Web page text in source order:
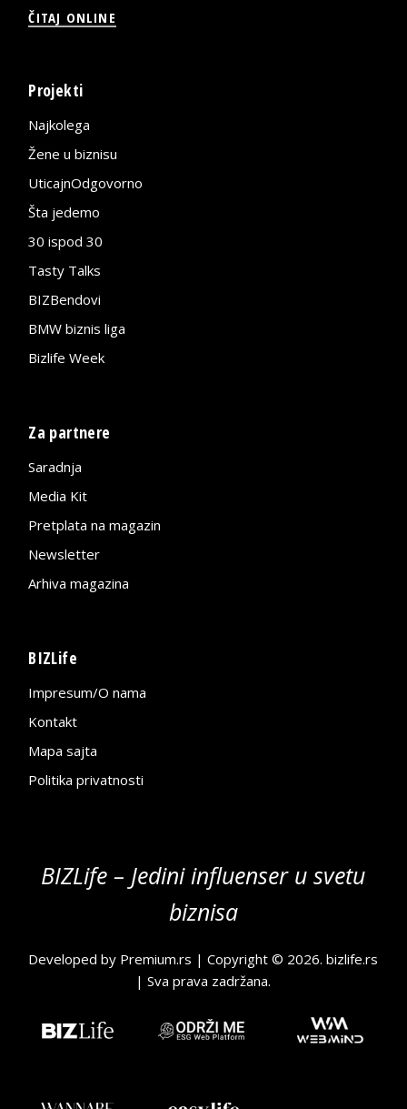
ČITAJ ONLINE
Projekti
Najkolega
Žene u biznisu
UticajnOdgovorno
Šta jedemo
30 ispod 30
Tasty Talks
BIZBendovi
BMW biznis liga
Bizlife Week
Za partnere
Saradnja
Media Kit
Pretplata na magazin
Newsletter
Arhiva magazina
BIZLife
Impresum/O nama
Kontakt
Mapa sajta
Politika privatnosti
BIZLife – Jedini influenser u svetu
biznisa
Developed by Premium.rs | Copyright © 2026.bizlife.rs
| Sva prava zadržana.